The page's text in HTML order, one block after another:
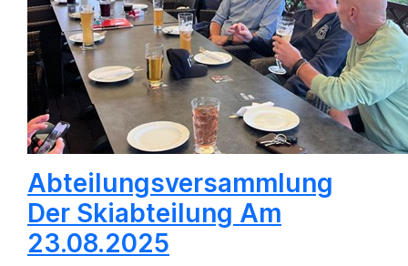
Abteilungsversammlung
Der Skiabteilung Am
23.08.2025